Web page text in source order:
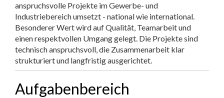
anspruchsvolle Projekte im Gewerbe- und
Industriebereich umsetzt - national wie international.
Besonderer Wert wird auf Qualität, Teamarbeit und
einen respektvollen Umgang gelegt. Die Projekte sind
technisch anspruchsvoll, die Zusammenarbeit klar
strukturiert und langfristig ausgerichtet.
Aufgabenbereich